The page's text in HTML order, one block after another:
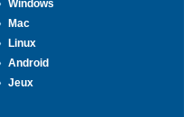
Windows
Mac
Linux
Android
Jeux